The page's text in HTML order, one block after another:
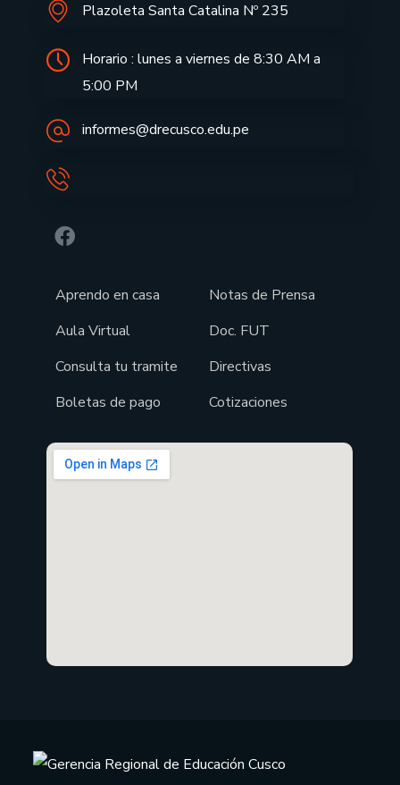
Plazoleta Santa Catalina Nº 235
Horario : lunes a viernes de 8:30 AM a
5:00 PM
informes@drecusco.edu.pe
Aprendo en casa
Aula Virtual
Consulta tu tramite
Boletas de pago
Notas de Prensa
Doc. FUT
Directivas
Cotizaciones